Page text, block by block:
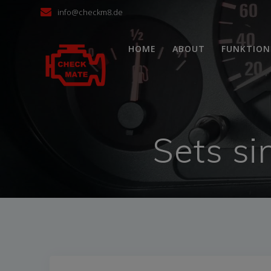
info@checkm8.de
HOME ABOUT
Sets